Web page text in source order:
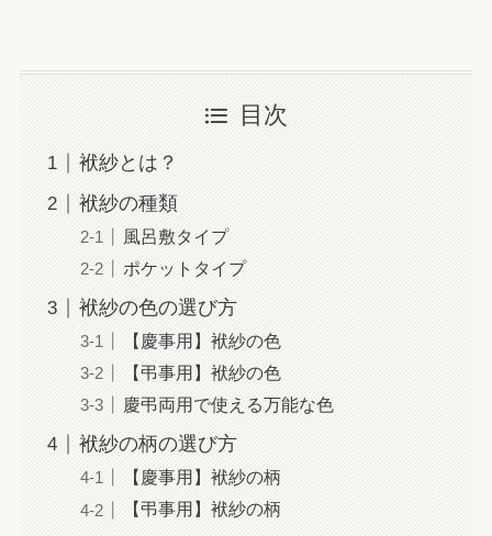
目次
袱紗とは？
袱紗の種類
風呂敷タイプ
ポケットタイプ
袱紗の色の選び方
【慶事用】袱紗の色
【弔事用】袱紗の色
慶弔両用で使える万能な色
袱紗の柄の選び方
【慶事用】袱紗の柄
【弔事用】袱紗の柄